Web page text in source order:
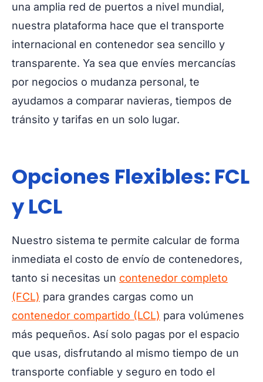
una amplia red de puertos a nivel mundial,
nuestra plataforma hace que el transporte
internacional en contenedor sea sencillo y
transparente. Ya sea que envíes mercancías
por negocios o mudanza personal, te
ayudamos a comparar navieras, tiempos de
tránsito y tarifas en un solo lugar.
Opciones Flexibles: FCL
y LCL
Nuestro sistema te permite calcular de forma
inmediata el costo de envío de contenedores,
tanto si necesitas un contenedor completo
(FCL) para grandes cargas como un
contenedor compartido (LCL) para volúmenes
más pequeños. Así solo pagas por el espacio
que usas, disfrutando al mismo tiempo de un
transporte confiable y seguro en todo el